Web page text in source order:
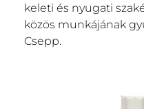
keleti és nyugati
közös munkájának
Csepp.